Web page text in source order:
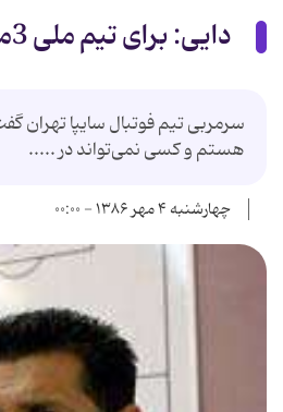
دایی: برای تیم ملی 3میلیارد ضرر کردم
سرمربی تیم فوتبال سایپا تهران
هستم و كسی نمی‌تواند در .....
چهارشنبه ۴ مهر ۱۳۸۶ - ۰۰:۰۰